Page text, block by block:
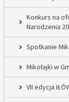
Konkurs na
Narodzenia
Spotkanie
Mikołajki w
VII edycja